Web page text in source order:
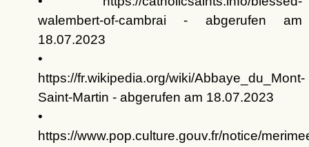
walembert-of-cambrai - abgerufen am
18.07.2023
•
https://fr.wikipedia.org/wiki/Abbaye_du_Mont-
Saint-Martin - abgerufen am 18.07.2023
•
https://www.pop.culture.gouv.fr/notice/